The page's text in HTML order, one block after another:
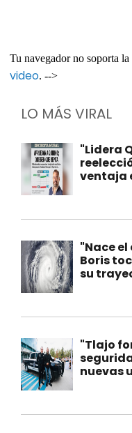
Tu navegador no soporta la
video. -->
LO MÁS VIRAL
"Lidera
ventaja
"Nace
Boris
su
"Tlajo
nuevas